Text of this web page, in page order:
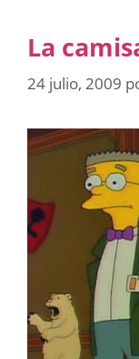
La
24 julio, 2009